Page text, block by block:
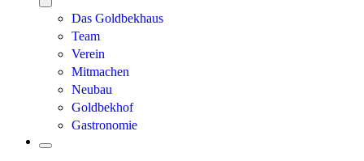
Das Goldbekhaus
Team
Verein
Mitmachen
Neubau
Goldbekhof
Gastronomie